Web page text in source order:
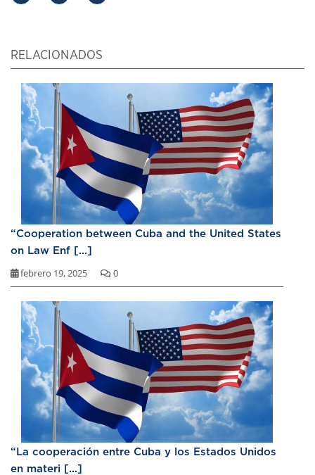
RELACIONADOS
“Cooperation between Cuba and the United States
on Law Enf [...]
febrero 19, 2025 0
“La cooperación entre Cuba y los Estados Unidos
en materi [...]